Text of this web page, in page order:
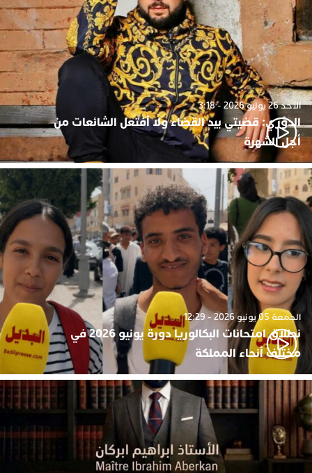
الأحد 26 يوليو 2026 - 3:18
الدوزي: قضيتي بيد القضاء ولا أفتعل الشائعات من
أجل الشهرة
الجمعة 05 يونيو 2026 - 12:29
نطلاق امتحانات البكالوريا دورة يونيو 2026 في
مختلف أنحاء المملكة